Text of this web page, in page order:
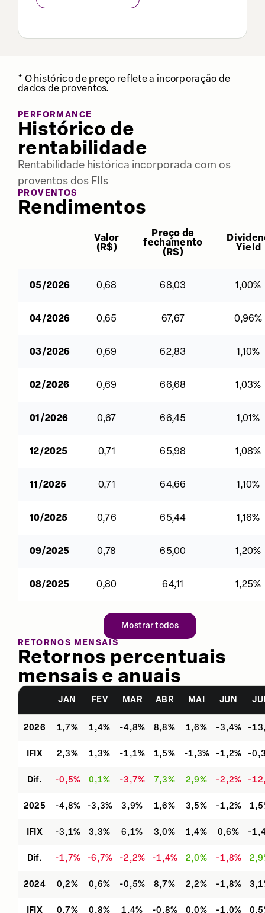
* O histórico de preço reflete a incorporação de
dados de proventos.
PERFORMANCE
Histórico de
rentabilidade
Rentabilidade histórica incorporada com os
proventos dos FIIs
PROVENTOS
Rendimentos
Valor
(R$)
Preço de
fechamento
(R$)
Yield
05/2026 0,68 68,03 1,00%
04/2026 0,65 67,67 0,96%
03/2026 0,69 62,83 1,10%
02/2026 0,69 66,68 1,03%
01/2026 0,67 66,45 1,01%
12/2025 0,71 65,98 1,08%
11/2025 0,71 64,66 1,10%
10/2025 0,76 65,44 1,16%
09/2025 0,78 65,00 1,20%
08/2025 0,80 64,11 1,25%
Mostrar todos
RETORNOS MENSAIS
Retornos percentuais
mensais e anuais
JAN FEV MAR ABR MAI JUN
2026 1,7% 1,4% -4,8% 8,8% 1,6% -3,4% -
IFIX 2,3% 1,3% -1,1% 1,5% -1,3% -1,2% -
Dif. -0,5% 0,1% -3,7% 7,3% 2,9% -2,2% -
2025 -4,8% -3,3% 3,9% 1,6% 3,5% -1,2%
IFIX -3,1% 3,3% 6,1% 3,0% 1,4% 0,6% -
Dif. -1,7% -6,7% -2,2% -1,4% 2,0% -1,8%
2024 0,2% 0,6% -0,5% 8,7% 2,2% -1,8%
IFIX 0,7% 0,8% 1,4% -0,8% 0,0% -1,0%